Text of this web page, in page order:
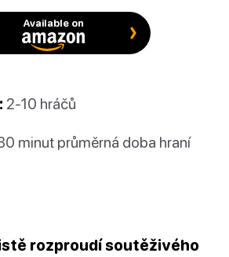
Available on
2-10 hráčů
minut průměrná doba hraní
rozproudí soutěživého